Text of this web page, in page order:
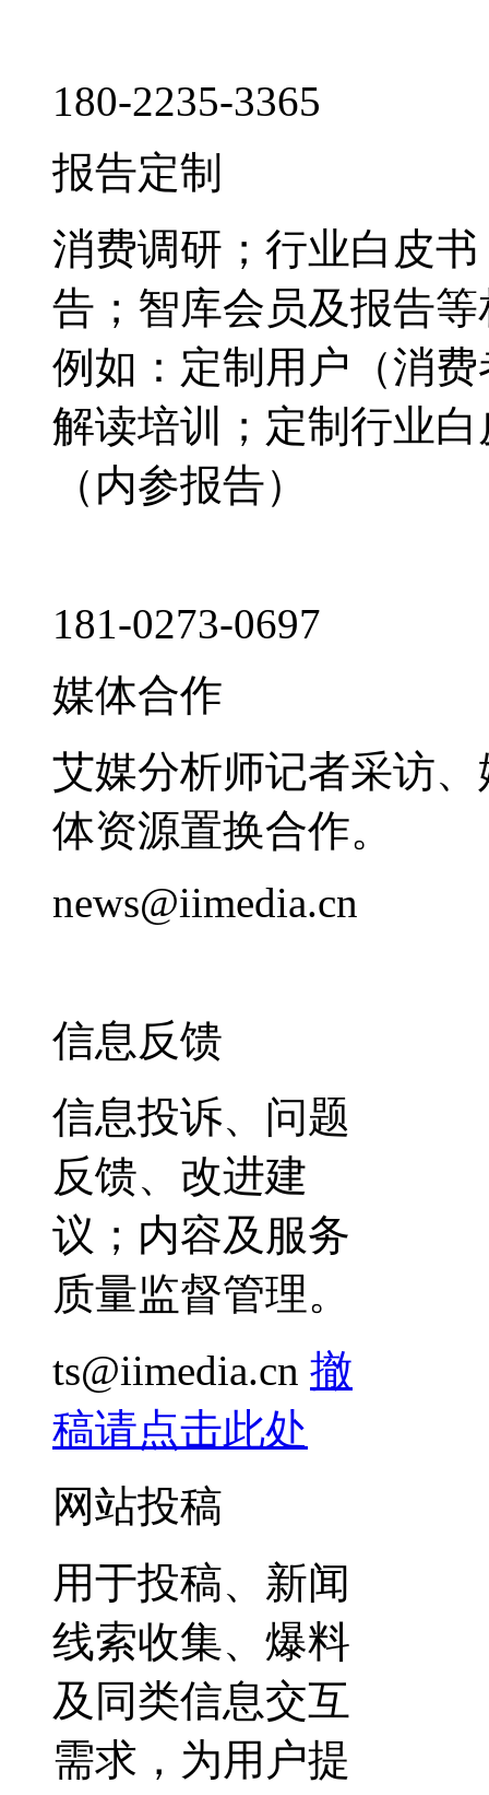
180-2235-3365
报告定制
消费调研；行业白皮
告；智库会员及报告
例如：定制用户（消
解读培训；定制行业
（内参报告）
181-0273-0697
媒体合作
艾媒分析师记者采访
体资源置换合作。
news@iimedia.cn
信息反馈
信息投诉、问题
反馈、改进建
议；内容及服务
质量监督管理。
ts@iimedia.cn 撤
稿请点击此处
网站投稿
用于投稿、新闻
线索收集、爆料
及同类信息交互
需求，为用户提